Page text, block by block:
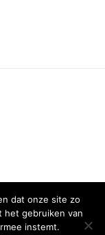
dat onze site zo
het gebruiken van
instemt.